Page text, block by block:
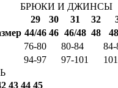
БРЮКИ И ДЖИНСЫ
29 30 31 32
44/46 46 46/48 48
76-80 80-84 84-
94-97 97-101
43 44 45